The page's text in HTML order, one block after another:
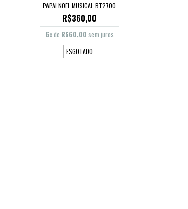
PAPAI NOEL MUSICAL BT2700
R$360,00
6x de R$60,00 sem juros
ESGOTADO